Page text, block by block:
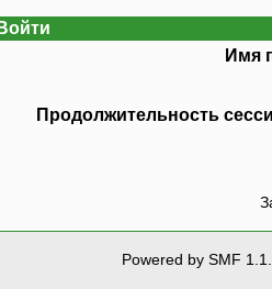
Войти
Имя
Продолжительность
Powered by SMF